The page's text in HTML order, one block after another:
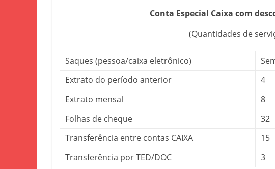
Conta Especial Caixa com
(Quantidades de
Saques (pessoa/caixa eletrônico)
Extrato do período anterior
4
Extrato mensal
8
Folhas de cheque
32
Transferência entre contas CAIXA
15
Transferência por TED/DOC
3